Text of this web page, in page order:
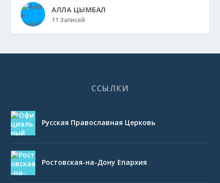
АЛЛА ЦЫМБАЛ
11 Записей
ССЫЛКИ
Русская Православная Церковь
Ростовская-на-Дону Епархия